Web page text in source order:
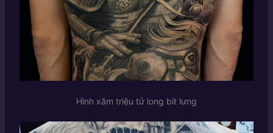
Hình xăm triệu tử long bít lưng